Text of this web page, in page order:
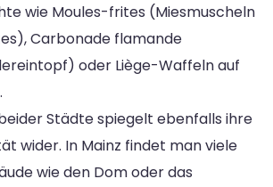
wie Moules-frites (Miesmuscheln
Carbonade flamande
oder Liège-Waffeln auf
Städte spiegelt ebenfalls ihre
wider. In Mainz findet man viele
wie den Dom oder das